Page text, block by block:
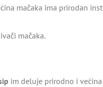
mačaka ima prirodan
mačaka.
im deluje prirodno i